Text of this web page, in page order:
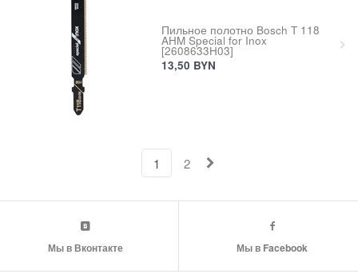
Пильное полотно Bosch T 118
AHM Special for Inox
[2608633H03]
13,50 BYN
1 2
Мы в Вконтакте Мы в Facebook